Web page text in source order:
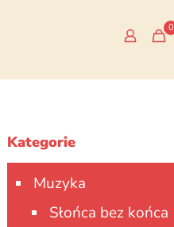
0
Kategorie
Muzyka
Słońca bez końca